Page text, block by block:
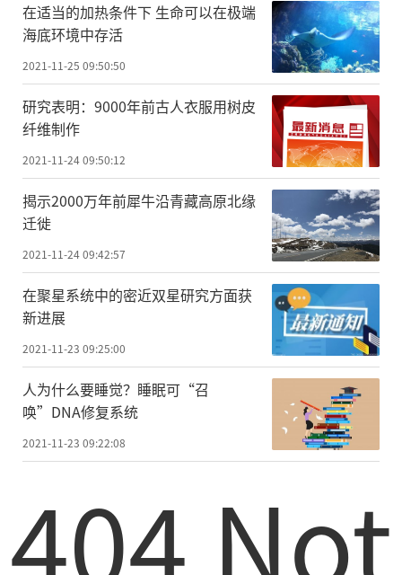
在适当的加热条件下 生命可以在极端
海底环境中存活
2021-11-25 09:50:50
研究表明：9000年前古人衣服用树皮
纤维制作
2021-11-24 09:50:12
揭示2000万年前犀牛沿青藏高原北缘
迁徙
2021-11-24 09:42:57
在聚星系统中的密近双星研究方面获
新进展
2021-11-23 09:25:00
人为什么要睡觉？睡眠可“召
唤”DNA修复系统
2021-11-23 09:22:08
404 Not